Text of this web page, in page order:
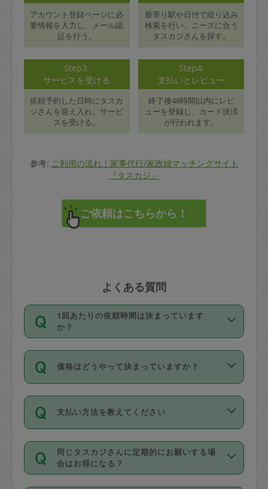
アカウント登録ページに必
要情報を入力し、メール認
証を行う。
最寄り駅や日付で絞り込み
検索を行い、ニーズに合う
タスカジさんを探す。
Step3:
サービスを受ける
依頼予約した日時にタスカ
ジさんを迎え入れ、サービ
スを受ける。
Step4:
支払いとレビュー
終了後48時間以内にレビ
ューを登録し、カード決済
が行われます。
参考: ご利用の流れ｜家事代行/家政婦マッチングサイト
『タスカジ』
よくある質問
1回あたりの依頼時間は決まっています
か？
依頼1回につき3時間固定です。3時間を
超えて依頼したい場合は、延長機能をご
利用ください。機能をご利用いただくに
の上事前申請することが必要です。な
お、3時間を下回っても、値引き等はござ
いません。
価格はどうやって決まっていますか？
11種類の価格帯の中からタスカジさん自
身が価格を選んで設定しています。
タスカジさんの価格設定には最初は制限
があり、レビュー件数、レビューの平均
値、などで除々に設定可能な最高額が上
がっていく仕組みになっています。
支払い方法を教えてください
お支払方法はクレジットカード（Visa／
Master／JCB／AMERICAN EXPRESS／
Diners Club）のみとなります。
同じタスカジさんに定期的にお願いする場
合はお得になる？